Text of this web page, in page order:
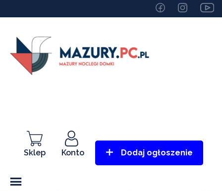
Sklep Konto Dodaj ogłoszenie